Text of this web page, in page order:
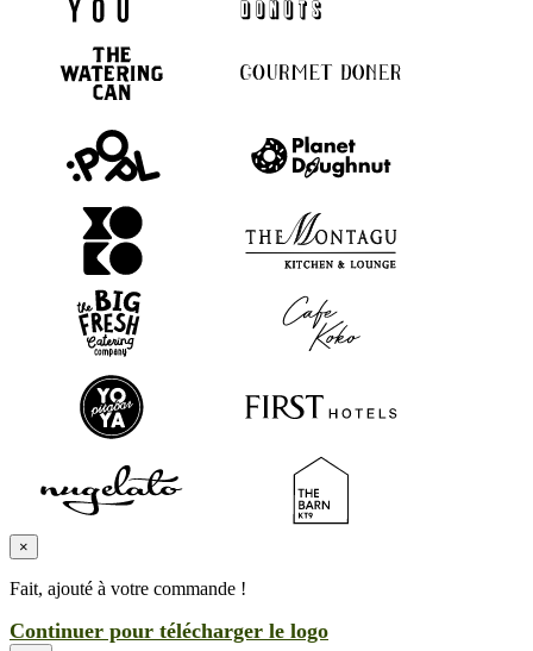
×
Fait, ajouté à votre commande !
Continuer pour télécharger le logo